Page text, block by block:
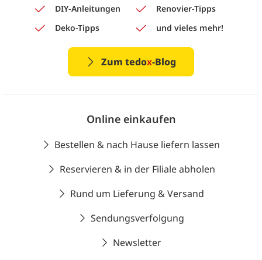
DIY-Anleitungen
Renovier-Tipps
Deko-Tipps
und vieles mehr!
Zum tedox-Blog
Online einkaufen
Bestellen & nach Hause liefern lassen
Reservieren & in der Filiale abholen
Rund um Lieferung & Versand
Sendungsverfolgung
Newsletter